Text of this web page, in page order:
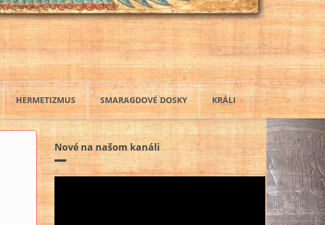
HERMETIZMUS SMARAGDOVÉ DOSKY KRÁLI
Nové na našom kanáli